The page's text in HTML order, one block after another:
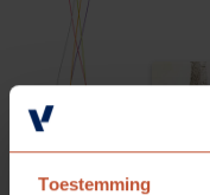
Toestemming
Veelgestelde vragen
Brochures
Technische
Veelgestelde vragen